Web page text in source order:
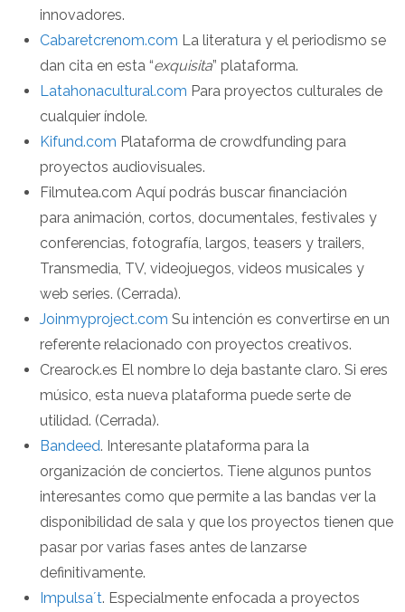
innovadores.
Cabaretcrenom.com La literatura y el periodismo se
dan cita en esta “exquisita” plataforma.
Latahonacultural.com Para proyectos culturales de
cualquier índole.
Kifund.com Plataforma de crowdfunding para
proyectos audiovisuales.
Filmutea.com Aquí podrás buscar financiación
para animación, cortos, documentales, festivales y
conferencias, fotografía, largos, teasers y trailers,
Transmedia, TV, videojuegos, videos musicales y
web series. (Cerrada).
Joinmyproject.com Su intención es convertirse en un
referente relacionado con proyectos creativos.
Crearock.es El nombre lo deja bastante claro. Si eres
músico, esta nueva plataforma puede serte de
utilidad. (Cerrada).
Bandeed. Interesante plataforma para la
organización de conciertos. Tiene algunos puntos
interesantes como que permite a las bandas ver la
disponibilidad de sala y que los proyectos tienen que
pasar por varias fases antes de lanzarse
definitivamente.
Impulsa´t. Especialmente enfocada a proyectos